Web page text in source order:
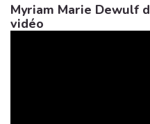
Myriam Marie Dewulf
vidéo